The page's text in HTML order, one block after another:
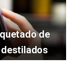
de
destilados